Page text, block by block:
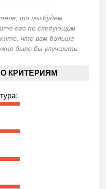
то мы будем
его по следующим
что вам больше
было бы улучшить.
КРИТЕРИЯМ